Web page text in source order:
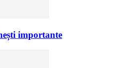
importante